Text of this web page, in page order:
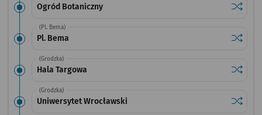
Ogród Botaniczny
(Pl. Bema)
Pl. Bema
(Grodzka)
Hala Targowa
(Grodzka)
Uniwersytet Wrocławski